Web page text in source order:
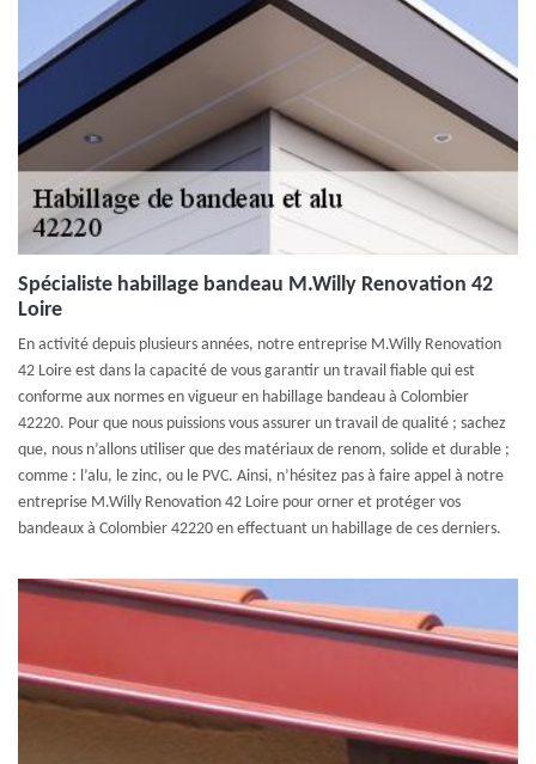
Spécialiste habillage bandeau M.Willy Renovation 42
Loire
En activité depuis plusieurs années, notre entreprise M.Willy Renovation
42 Loire est dans la capacité de vous garantir un travail fiable qui est
conforme aux normes en vigueur en habillage bandeau à Colombier
42220. Pour que nous puissions vous assurer un travail de qualité ; sachez
que, nous n’allons utiliser que des matériaux de renom, solide et durable ;
comme : l’alu, le zinc, ou le PVC. Ainsi, n’hésitez pas à faire appel à notre
entreprise M.Willy Renovation 42 Loire pour orner et protéger vos
bandeaux à Colombier 42220 en effectuant un habillage de ces derniers.